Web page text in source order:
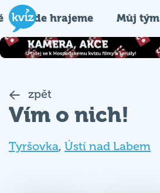
Kde hrajeme Můj tým
zpět
Vím o nich!
Tyršovka, Ústí nad Labem